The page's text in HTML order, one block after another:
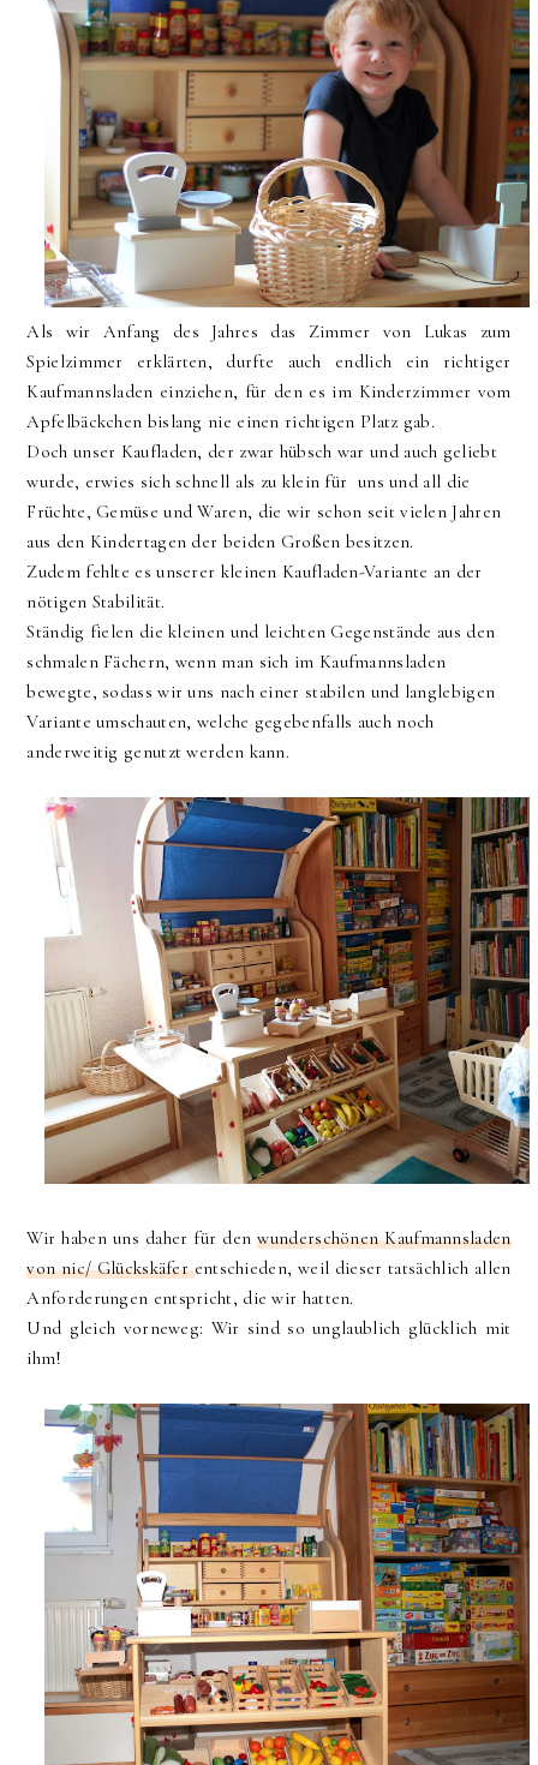
Als wir Anfang des Jahres das Zimmer von Lukas zum
Spielzimmer erklärten, durfte auch endlich ein richtiger
Kaufmannsladen einziehen, für den es im Kinderzimmer vom
Apfelbäckchen bislang nie einen richtigen Platz gab.
Doch unser Kaufladen, der zwar hübsch war und auch geliebt
wurde, erwies sich schnell als zu klein für uns und all die
Früchte, Gemüse und Waren, die wir schon seit vielen Jahren
aus den Kindertagen der beiden Großen besitzen.
Zudem fehlte es unserer kleinen Kaufladen-Variante an der
nötigen Stabilität.
Ständig fielen die kleinen und leichten Gegenstände aus den
schmalen Fächern, wenn man sich im Kaufmannsladen
bewegte, sodass wir uns nach einer stabilen und langlebigen
Variante umschauten, welche gegebenfalls auch noch
anderweitig genutzt werden kann.
Wir haben uns daher für denwunderschönen Kaufmannsladen
von nic/ Glückskäferentschieden, weil dieser tatsächlich allen
Anforderungen entspricht, die wir hatten.
Und gleich vorneweg: Wir sind so unglaublich glücklich mit
ihm!